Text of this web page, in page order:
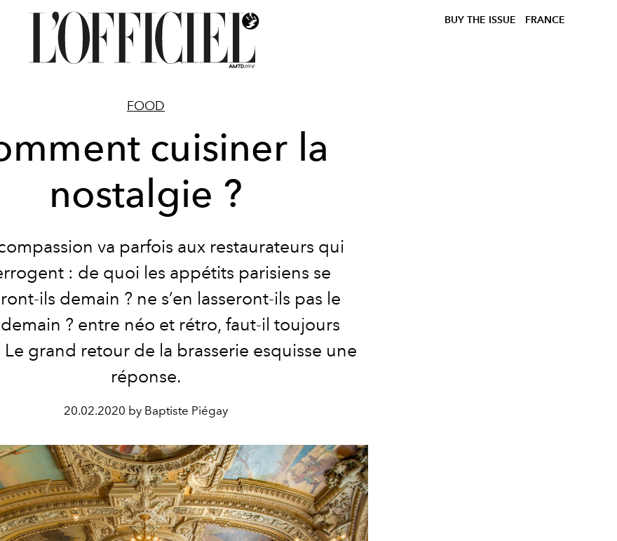
BUY THE ISSUE FRANCE
FOOD
cuisiner la
nostalgie ?
va parfois aux restaurateurs qui
: de quoi les appétits parisiens se
ils demain ? ne s’en lasseront-ils pas le
? entre néo et rétro, faut-il toujours
Le grand retour de la brasserie esquisse une
réponse.
20.02.2020 by Baptiste Piégay